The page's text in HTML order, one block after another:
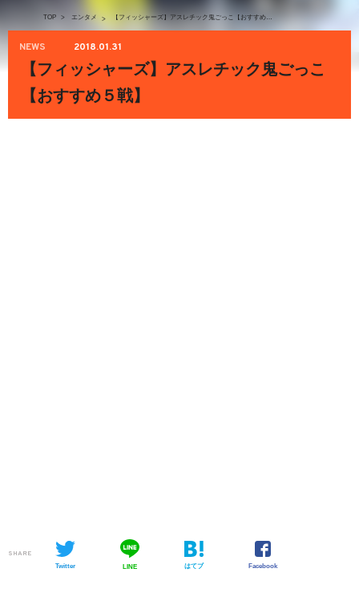
TOP > エンタメ > 【フィッシャーズ】アスレチック鬼ごっこ【おすすめ５戦】
NEWS 2018.01.31
【フィッシャーズ】アスレチック鬼ごっこ
【おすすめ５戦】
SHARE
Twitter LINE はてブ Facebook